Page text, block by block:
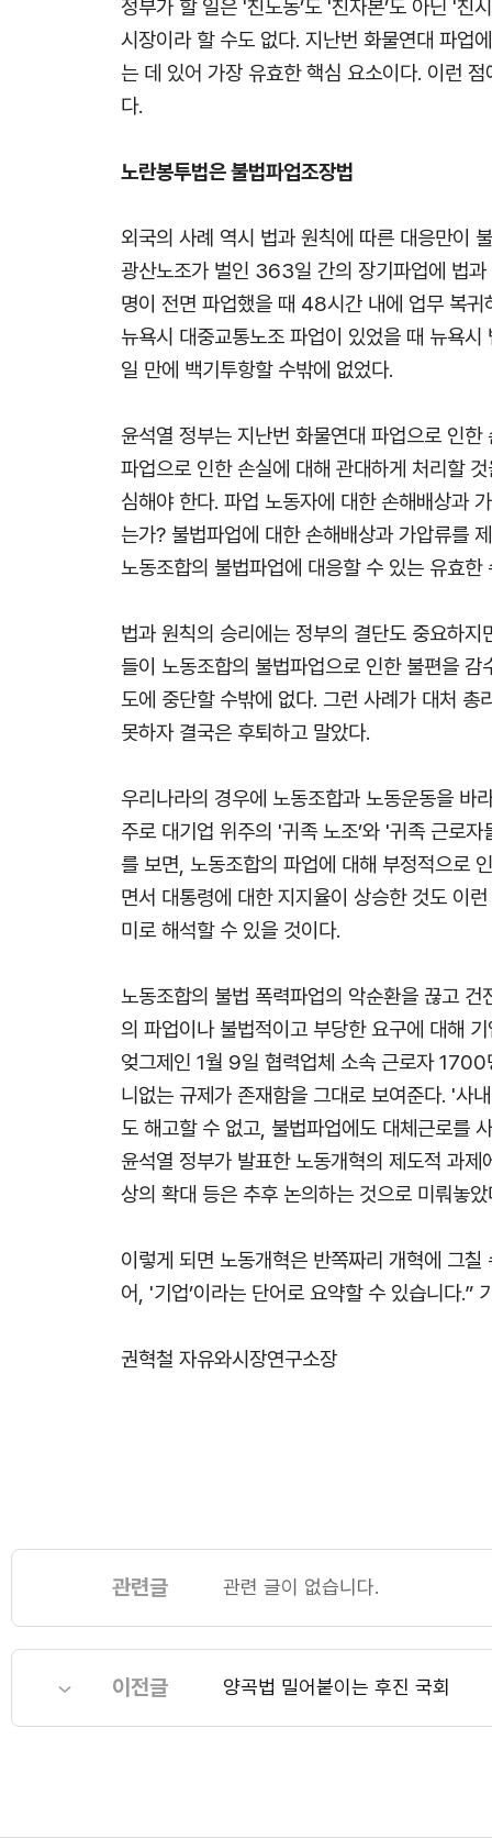
정부가 할 일은 '친노동’도 '친자본’도 아닌 '친
시장이라 할 수도 없다. 지난번 화물연대 파업
는 데 있어 가장 유효한 핵심 요소이다. 이런
다.
노란봉투법은 불법파업조장법
외국의 사례 역시 법과 원칙에 따른 대응만이
광산노조가 벌인 363일 간의 장기파업에 법
명이 전면 파업했을 때 48시간 내에 업무 복
뉴욕시 대중교통노조 파업이 있었을 때 뉴욕
일 만에 백기투항할 수밖에 없었다.
윤석열 정부는 지난번 화물연대 파업으로 인
파업으로 인한 손실에 대해 관대하게 처리할
심해야 한다. 파업 노동자에 대한 손해배상과
는가? 불법파업에 대한 손해배상과 가압류를
노동조합의 불법파업에 대응할 수 있는 유효
법과 원칙의 승리에는 정부의 결단도 중요하
들이 노동조합의 불법파업으로 인한 불편을
도에 중단할 수밖에 없다. 그런 사례가 대처
못하자 결국은 후퇴하고 말았다.
우리나라의 경우에 노동조합과 노동운동을 바
주로 대기업 위주의 '귀족 노조’와 '귀족 근로
를 보면, 노동조합의 파업에 대해 부정적으로
면서 대통령에 대한 지지율이 상승한 것도 이
미로 해석할 수 있을 것이다.
노동조합의 불법 폭력파업의 악순환을 끊고
의 파업이나 불법적이고 부당한 요구에 대해
엊그제인 1월 9일 협력업체 소속 근로자
니없는 규제가 존재함을 그대로 보여준다. '사
도 해고할 수 없고, 불법파업에도 대체근로를
윤석열 정부가 발표한 노동개혁의 제도적 과
상의 확대 등은 추후 논의하는 것으로 미뤄놓
이렇게 되면 노동개혁은 반쪽짜리 개혁에 그
어, '기업’이라는 단어로 요약할 수 있습니다
권혁철 자유와시장연구소장
관련글 관련 글이 없습니다.
이전글 양곡법 밀어붙이는 후진 국회